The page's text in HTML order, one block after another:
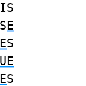
IS
E
S
UE
S